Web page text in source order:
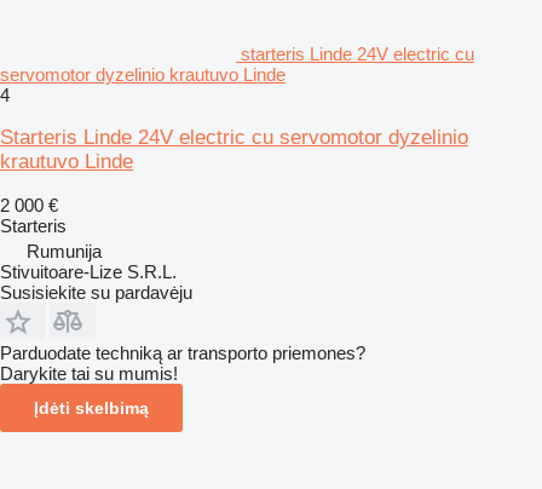
starteris Linde 24V electric cu
servomotor dyzelinio krautuvo Linde
4
Starteris Linde 24V electric cu servomotor dyzelinio
krautuvo Linde
2 000 €
Starteris
Rumunija
Stivuitoare-Lize S.R.L.
Susisiekite su pardavėju
Parduodate techniką ar transporto priemones?
Darykite tai su mumis!
Įdėti skelbimą